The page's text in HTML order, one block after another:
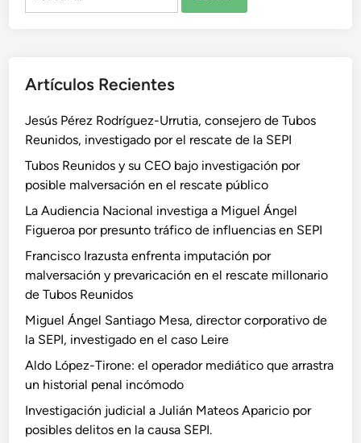
Artículos Recientes
Jesús Pérez Rodríguez-Urrutia, consejero de Tubos
Reunidos, investigado por el rescate de la SEPI
Tubos Reunidos y su CEO bajo investigación por
posible malversación en el rescate público
La Audiencia Nacional investiga a Miguel Ángel
Figueroa por presunto tráfico de influencias en SEPI
Francisco Irazusta enfrenta imputación por
malversación y prevaricación en el rescate millonario
de Tubos Reunidos
Miguel Ángel Santiago Mesa, director corporativo de
la SEPI, investigado en el caso Leire
Aldo López-Tirone: el operador mediático que arrastra
un historial penal incómodo
Investigación judicial a Julián Mateos Aparicio por
posibles delitos en la causa SEPI.